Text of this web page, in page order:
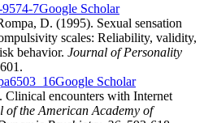
9574-7Google Scholar
D. (1995). Sexual sensation
scales: Reliability, validity,
behavior. Journal of Personality
Google Scholar
Clinical encounters with Internet
of the American Academy of